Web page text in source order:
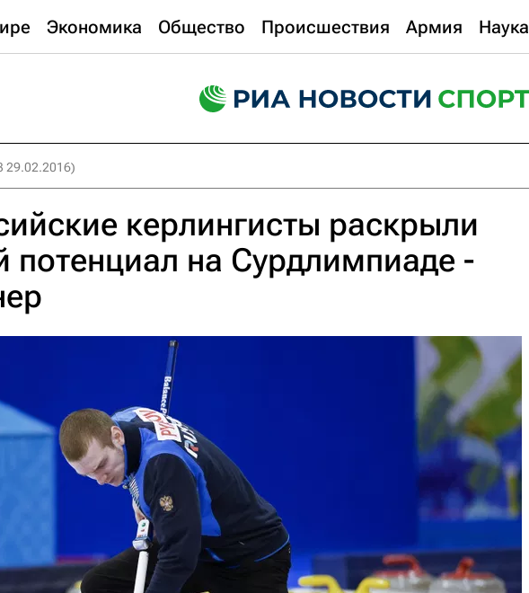
Экономика Общество Происшествия Армия Наука
29.02.2016)
керлингисты раскрыли
потенциал на Сурдлимпиаде -